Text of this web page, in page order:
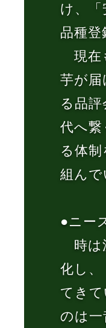
け、
品種登
現在
芋が
る品
代へ
る体
組んで
●ニー
時は
化し
てき
のは一